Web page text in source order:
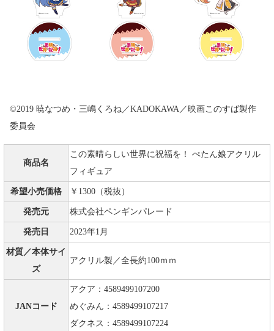
©2019 暁なつめ・三嶋くろね／KADOKAWA／映画このすば製作
委員会
商品名
この素晴らしい世界に祝福を！ ぺたん娘アクリル
フィギュア
希望小売価格 ￥1300（税抜）
発売元 株式会社ペンギンパレード
発売日 2023年1月
材質／本体サイ
ズ
アクリル製／全長約100ｍｍ
JANコード
アクア：4589499107200
めぐみん：4589499107217
ダクネス：4589499107224